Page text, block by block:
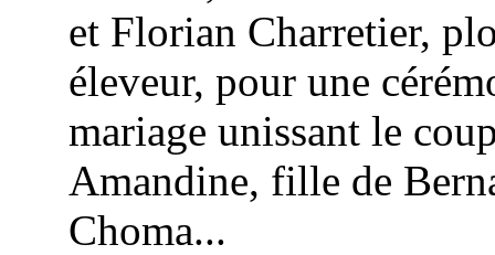
et Florian Charretier,
éleveur, pour une
mariage unissant le
Amandine, fille de
Choma...